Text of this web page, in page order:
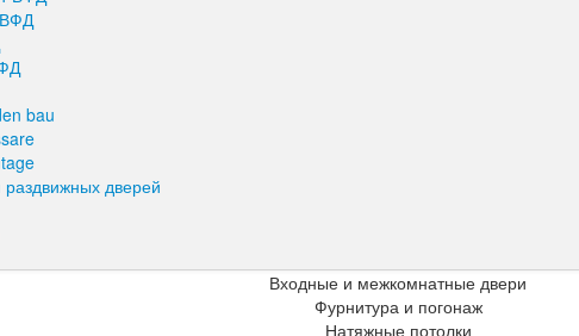
ВФД
bau
дверей
Входные и межкомнатные двери
Фурнитура и погонаж
Натяжные потолки